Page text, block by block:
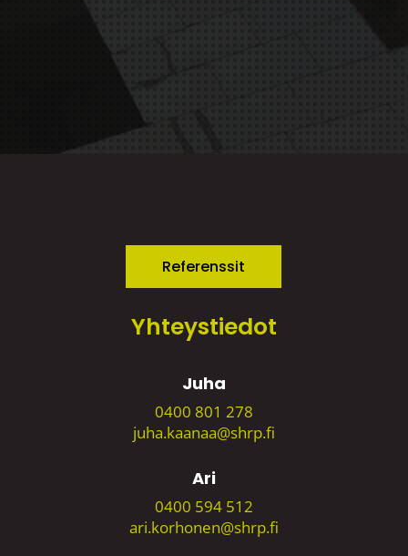
Referenssit
Yhteystiedot
Juha
0400 801 278
juha.kaanaa@shrp.fi
Ari
0400 594 512
ari.korhonen@shrp.fi